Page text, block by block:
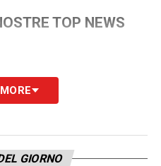
TOP NEWS
GIORNO